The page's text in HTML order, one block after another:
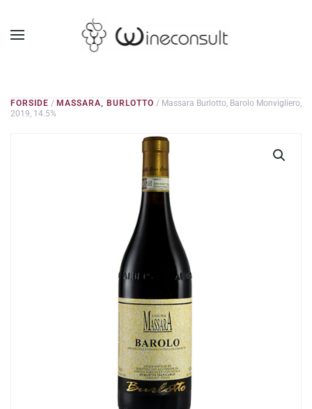
GÅ TIL HOVEDINDHOLD
FORSIDE / MASSARA, BURLOTTO / Massara Burlotto, Barolo Monvigliero,
2019, 14.5%